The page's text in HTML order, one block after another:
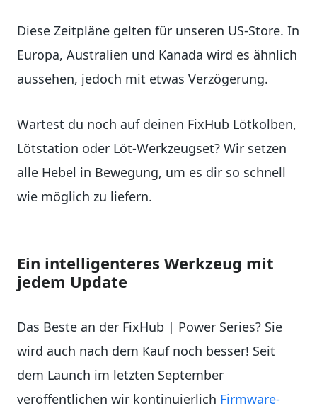
Diese Zeitpläne gelten für unseren US-Store. In
Europa, Australien und Kanada wird es ähnlich
aussehen, jedoch mit etwas Verzögerung.
Wartest du noch auf deinen FixHub Lötkolben,
Lötstation oder Löt-Werkzeugset? Wir setzen
alle Hebel in Bewegung, um es dir so schnell
wie möglich zu liefern.
Ein intelligenteres Werkzeug mit
jedem Update
Das Beste an der FixHub | Power Series? Sie
wird auch nach dem Kauf noch besser! Seit
dem Launch im letzten September
veröffentlichen wir kontinuierlich Firmware-